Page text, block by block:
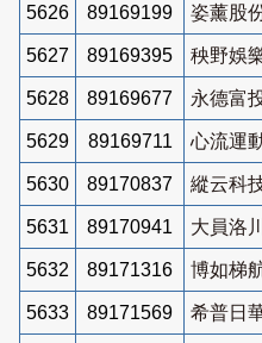
5626 89169199 姿薰股
5627 89169395 秧野娛
5628 89169677 永德富
5629 89169711 心流運
5630 89170837 縱云科
5631 89170941 大員洛
5632 89171316 博如梯
5633 89171569 希普日